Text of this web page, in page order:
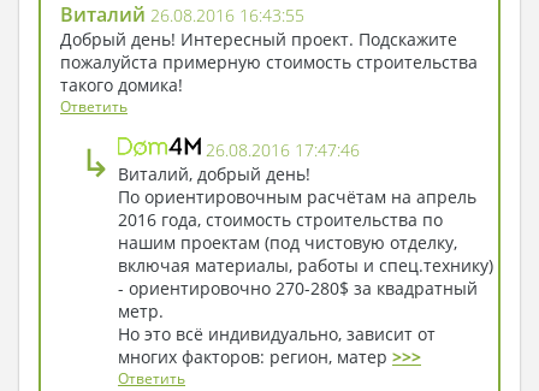
Виталий 26.08.2016 16:43:55
Добрый день! Интересный проект. Подскажите
пожалуйста примерную стоимость строительства
такого домика!
Ответить
↳
26.08.2016 17:47:46
Виталий, добрый день!
По ориентировочным расчётам на апрель
2016 года, стоимость строительства по
нашим проектам (под чистовую отделку,
включая материалы, работы и спец.технику)
- ориентировочно 270-280$ за квадратный
метр.
Но это всё индивидуально, зависит от
многих факторов: регион, матер >>>
Ответить